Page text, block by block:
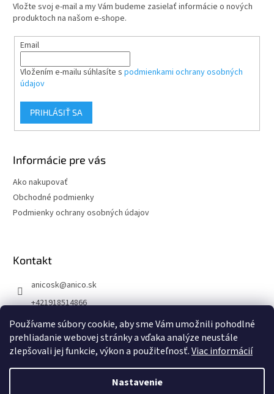
Používame súbory cookie, aby sme Vám umožnili pohodlné
prehliadanie webovej stránky a vďaka analýze neustále
zlepšovali jej funkcie, výkon a použiteľnosť.Viac informácií
Nastavenie
Vložte svoj e-mail a my Vám budeme zasielať informácie o nových
produktoch na našom e-shope.
Email
Vložením e-mailu súhlasíte s podmienkami ochrany osobných
údajov
PRIHLÁSIŤ SA
Informácie pre vás
Ako nakupovať
Obchodné podmienky
Podmienky ochrany osobných údajov
Kontakt
anicosk@anico.sk
+421918514866
ANICO Slovakia
anico_slovakia
Vytvoril Shoptet